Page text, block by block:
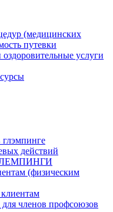
(медицинских
путевки
услуги
действий
(физическим
членов профсоюзов